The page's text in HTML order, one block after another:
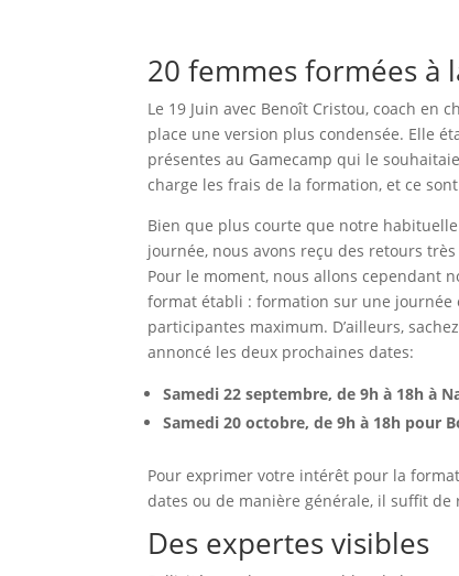
20 femmes formées à
Le 19 Juin avec Benoît Cristou, coach en
place une version plus condensée. Elle
présentes au Gamecamp qui le
charge les frais de la formation, et ce
Bien que plus courte que notre
journée, nous avons reçu des retours
Pour le moment, nous allons cependant
format établi : formation sur une journée
participantes maximum. D’ailleurs,
annoncé les deux prochaines dates:
Samedi 22 septembre, de 9h à 18h à
Samedi 20 octobre, de 9h à 18h pour
Pour exprimer votre intérêt pour la
dates ou de manière générale, il suffit
Des expertes visibles